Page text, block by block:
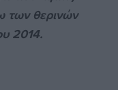
των θερινών
2014.